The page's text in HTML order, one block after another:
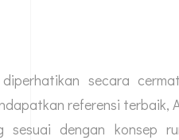
secara
referensi terbaik,
dengan konsep